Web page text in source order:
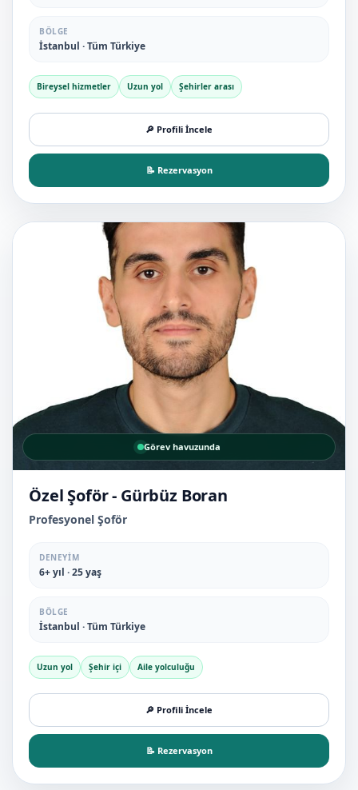
BÖLGE
İstanbul · Tüm Türkiye
Bireysel hizmetler Uzun yol Şehirler arası
🔎 Profili İncele
📝 Rezervasyon
Görev havuzunda
Özel Şoför - Gürbüz Boran
Profesyonel Şoför
DENEYIM
6+ yıl · 25 yaş
BÖLGE
İstanbul · Tüm Türkiye
Uzun yol Şehir içi Aile yolculuğu
🔎 Profili İncele
📝 Rezervasyon